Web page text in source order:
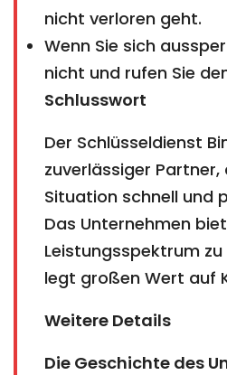
nicht verloren geht.
Wenn Sie sich
nicht und rufen Sie
Schlusswort
Der Schlüsseldienst
zuverlässiger Partner,
Situation schnell und
Das Unternehmen
Leistungsspektrum
legt großen Wert auf
Weitere Details
Die Geschichte des